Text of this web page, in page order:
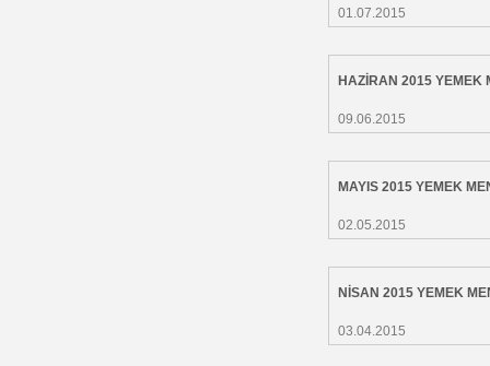
01.07.2015
HAZİRAN 2015 YEMEK
09.06.2015
MAYIS 2015 YEMEK
02.05.2015
NİSAN 2015 YEMEK
03.04.2015